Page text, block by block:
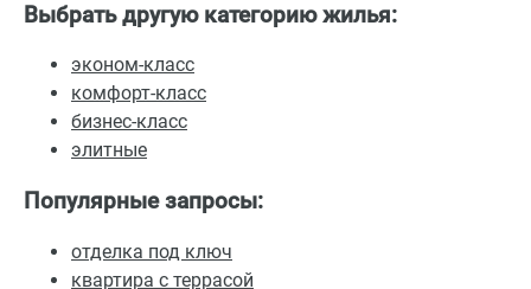
Выбрать другую категорию жилья:
эконом-класс
комфорт-класс
бизнес-класс
элитные
Популярные запросы:
отделка под ключ
квартира с террасой